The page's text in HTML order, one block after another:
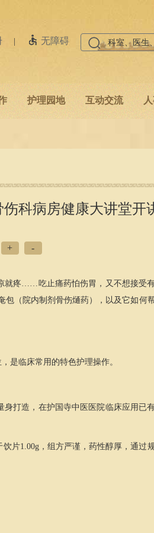
无障碍
护理园地 互动交流
科病房健康大讲堂开
+ -
就疼……吃止痛药怕伤胃，又不想接受
（院内制剂骨伤熥药），以及它如何
是临床常用的特色护理操作。
打造，在护国寺中医医院临床应用已
片1.00g，组方严谨，药性醇厚，通过